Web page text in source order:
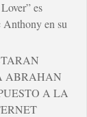
es
en su
ABRAHAN
A LA